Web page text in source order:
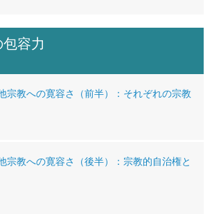
容力
宗教への寛容さ（前半）：それぞれの宗教
宗教への寛容さ（後半）：宗教的自治権と